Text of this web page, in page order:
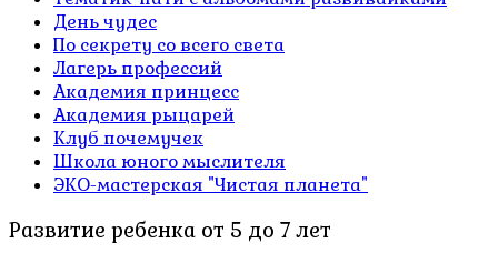
День чудес
По секрету со всего света
Лагерь профессий
Академия принцесс
Академия рыцарей
Клуб почемучек
Школа юного мыслителя
ЭКО-мастерская "Чистая планета"
Развитие ребенка от 5 до 7 лет